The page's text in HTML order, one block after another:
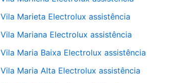
Vila Marieta Electrolux assistência
Vila Mariana Electrolux assistência
Vila Maria Baixa Electrolux assistência
Vila Maria Alta Electrolux assistência